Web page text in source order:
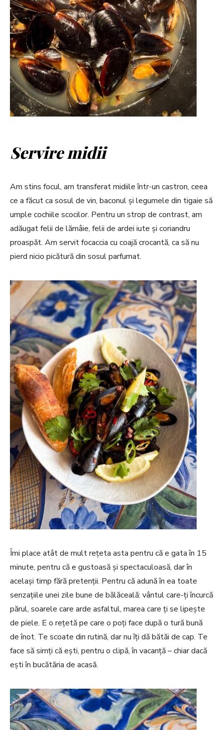
Servire midii
Am stins focul, am transferat midiile într-un castron, ceea
ce a făcut ca sosul de vin, baconul și legumele din tigaie să
umple cochiile scocilor. Pentru un strop de contrast, am
adăugat felii de lămâie, felii de ardei iute și coriandru
proaspăt. Am servit focaccia cu coajă crocantă, ca să nu
pierd nicio picătură din sosul parfumat.
Îmi place atât de mult rețeta asta pentru că e gata în 15
minute, pentru că e gustoasă și spectaculoasă, dar în
același timp fără pretenții. Pentru că adună în ea toate
senzațiile unei zile bune de bălăceală: vântul care-ți încurcă
părul, soarele care arde asfaltul, marea care ți se lipește
de piele. E o rețetă pe care o poți face după o tură bună
de înot. Te scoate din rutină, dar nu îți dă bătăi de cap. Te
face să simți că ești, pentru o clipă, în vacanță – chiar dacă
ești în bucătăria de acasă.